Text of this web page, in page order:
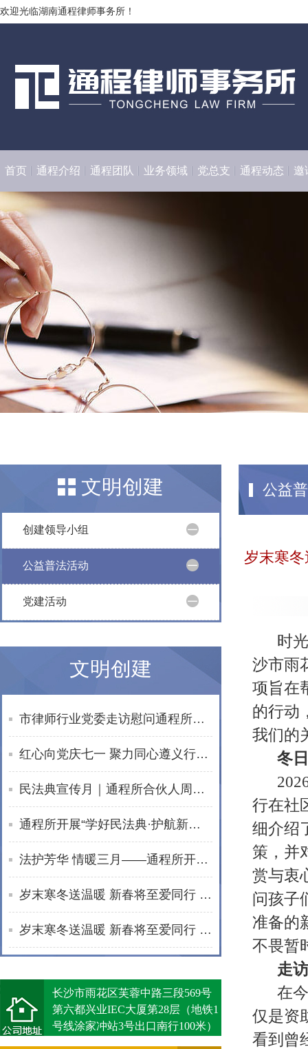
欢迎光临湖南通程律师事务所！
首页 通程介绍 通程团队 业务领域 党总支 通程动态 邀
文明创建
创建领导小组
公益普法活动
党建活动
文明创建
市律师行业党委走访慰问通程所老党员文星民律师
红心向党庆七一 聚力同心遵义行——湖南通程律师事务所党总支赴遵义开展红色教育活动
民法典宣传月｜通程所合伙人周波开展普法宣讲活动
通程所开展“学好民法典·护航新生活”普法进社区活动
法护芳华 情暖三月——通程所开展2026年“三八维权周”普法宣传活动纪实
岁末寒冬送温暖 新春将至爱同行 | 通程“小蓓蕾”公益项目2025年走访纪实
岁末寒冬送温暖 新春将至爱同行 | 通程“小蓓蕾”公益项目2025年走访纪实
长沙市雨花区芙蓉中路三段569号
第六都兴业IEC大厦第28层（地铁1
号线涂家冲站3号出口南行100米）
公益
岁末寒
时
沙市雨
项旨在
的行动
我们的
冬
行在社
细介绍
策，并
赏与衷
问孩子
准备的
不畏暂
走
在
仅是资
看到曾